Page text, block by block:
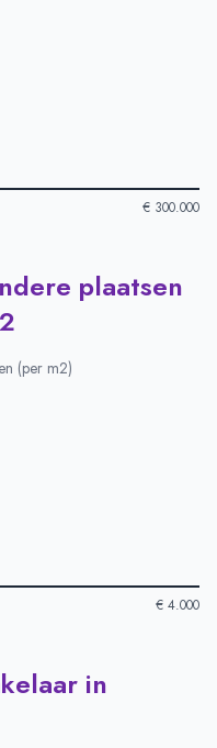
€ 300.000
-Afgelopen 3 maanden
verkoopprijs
plaatsen
(per m2)
€ 4.000
m2-Afgelopen 3
in